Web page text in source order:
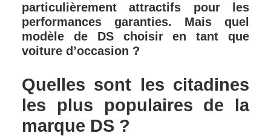
particulièrement attractifs pour les
performances garanties. Mais quel
modèle de DS choisir en tant que
voiture d’occasion ?
Quelles sont les citadines
les plus populaires de la
marque DS ?